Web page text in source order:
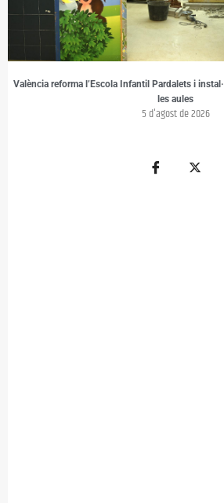
València reforma l’Escola Infantil Pardalets i
les aules
5 d'agost de 2026